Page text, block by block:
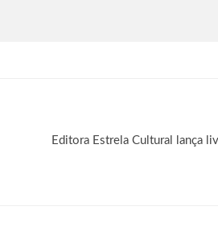
Editora Estrela Cultural lança